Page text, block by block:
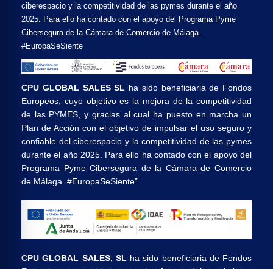
ciberespacio y la competitividad de las pymes durante el año
2025. Para ello ha contado con el apoyo del Programa Pyme
Cibersegura de la Cámara de Comercio de Málaga.
#EuropaSeSiente
CPU GLOBAL SALES SL ha sido beneficiaria de Fondos
Europeos, cuyo objetivo es la mejora de la competitividad
de las PYMES, y gracias al cual ha puesto en marcha un
Plan de Acción con el objetivo de impulsar el uso seguro y
confiable del ciberespacio y la competitividad de las pymes
durante el año 2025. Para ello ha contado con el apoyo del
Programa Pyme Cibersegura de la Cámara de Comercio
de Málaga. #EuropaSeSiente”
CPU GLOBAL SALES, SL ha sido beneficiaria de Fondos